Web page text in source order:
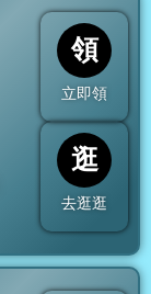
領
立即領
逛
去逛逛